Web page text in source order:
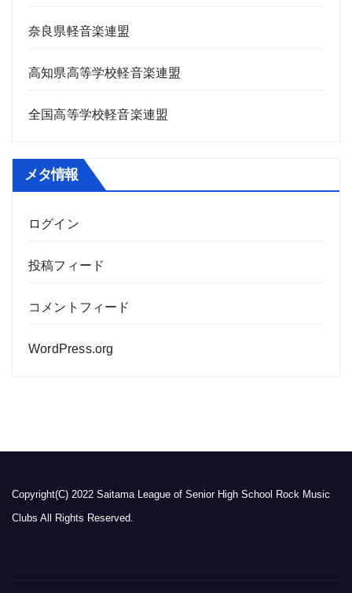
奈良県軽音楽連盟
高知県高等学校軽音楽連盟
全国高等学校軽音楽連盟
メタ情報
ログイン
投稿フィード
コメントフィード
WordPress.org
Copyright(C) 2022 Saitama League of Senior High School Rock Music
Clubs All Rights Reserved.